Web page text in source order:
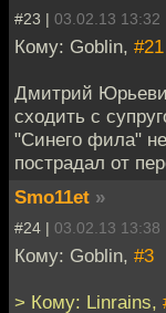
#23 | 03.02.13 13:32
Кому: Goblin, #21
Дмитрий
сходить с
"Синего фила"
пострадал от
Smo11et »
#24 | 03.02.13 13:38
Кому: Goblin, #3
> Кому: Linrains,